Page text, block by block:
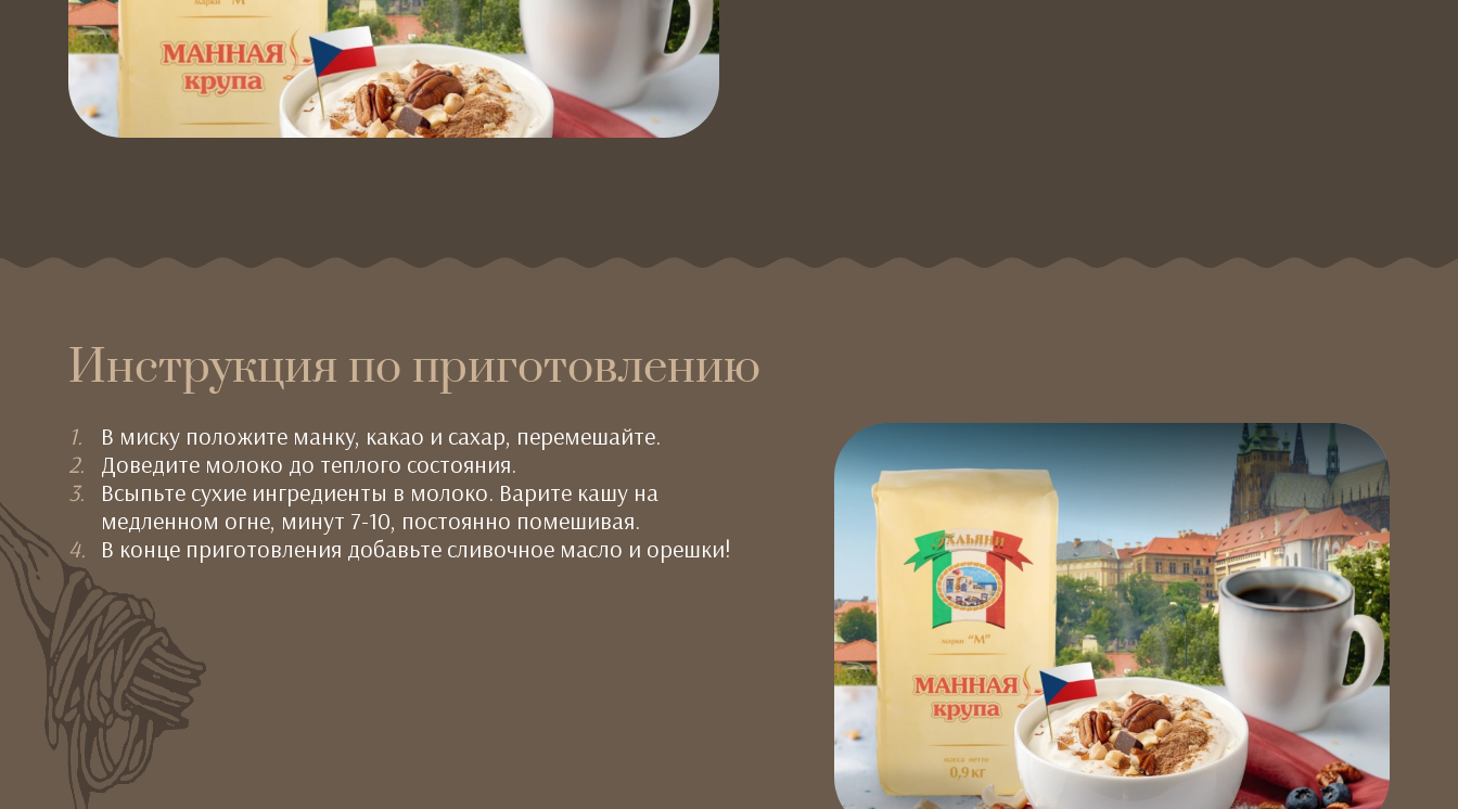
Инструкция по приготовлению
В миску положите манку, какао и сахар, перемешайте.
Доведите молоко до теплого состояния.
Всыпьте сухие ингредиенты в молоко. Варите кашу на
медленном огне, минут 7-10, постоянно помешивая.
В конце приготовления добавьте сливочное масло и орешки!